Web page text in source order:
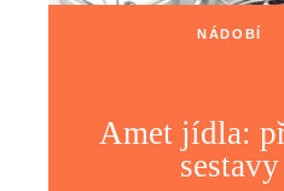
NÁDOBÍ
Amet jídla:
sestavy